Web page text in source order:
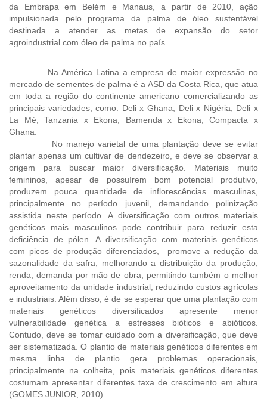
da Embrapa em Belém e Manaus, a partir de 2010, ação
impulsionada pelo programa da palma de óleo sustentável
destinada a atender as metas de expansão do setor
agroindustrial com óleo de palma no país.
Na América Latina a empresa de maior expressão no
mercado de sementes de palma é a ASD da Costa Rica, que atua
em toda a região do continente americano comercializando as
principais variedades, como: Deli x Ghana, Deli x Nigéria, Deli x
La Mé, Tanzania x Ekona, Bamenda x Ekona, Compacta x
Ghana.
No manejo varietal de uma plantação deve se evitar
plantar apenas um cultivar de dendezeiro, e deve se observar a
origem para buscar maior diversificação. Materiais muito
femininos, apesar de possuírem bom potencial produtivo,
produzem pouca quantidade de inflorescências masculinas,
principalmente no período juvenil, demandando polinização
assistida neste período. A diversificação com outros materiais
genéticos mais masculinos pode contribuir para reduzir esta
deficiência de pólen. A diversificação com materiais genéticos
com picos de produção diferenciados, promove a redução da
sazonalidade da safra, melhorando a distribuição da produção,
renda, demanda por mão de obra, permitindo também o melhor
aproveitamento da unidade industrial, reduzindo custos agrícolas
e industriais. Além disso, é de se esperar que uma plantação com
materiais genéticos diversificados apresente menor
vulnerabilidade genética a estresses bióticos e abióticos.
Contudo, deve se tomar cuidado com a diversificação, que deve
ser sistematizada. O plantio de materiais genéticos diferentes em
mesma linha de plantio gera problemas operacionais,
principalmente na colheita, pois materiais genéticos diferentes
costumam apresentar diferentes taxa de crescimento em altura
(GOMES JUNIOR, 2010).